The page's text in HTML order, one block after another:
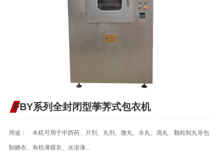
FBY系列全封闭型荸荠式包衣机
用途： 本机可用于中西药、片剂、丸剂、微丸、水丸、滴丸、颗粒制丸等包
制糖衣、有机薄膜衣、水溶薄...